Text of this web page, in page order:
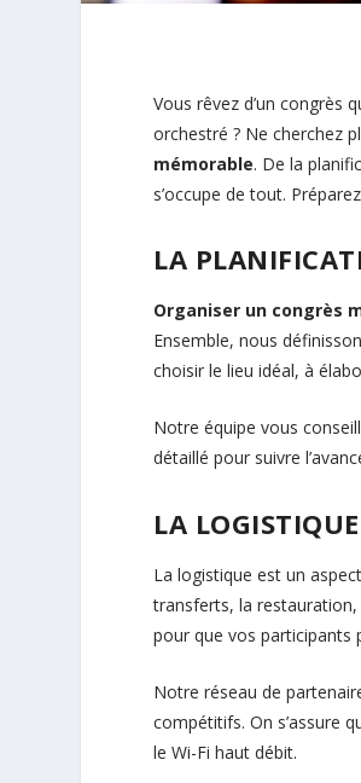
Vous rêvez d’un congrès
orchestré ? Ne cherchez
mémorable. De la
s’occupe de tout.
LA
Organiser un congrès
Ensemble, nous
choisir le lieu idéal, à
Notre équipe vous
détaillé pour suivre
LA
La logistique est un
transferts, la restauration,
pour que vos participants
Notre réseau de
compétitifs. On s’assure
le Wi-Fi haut débit.